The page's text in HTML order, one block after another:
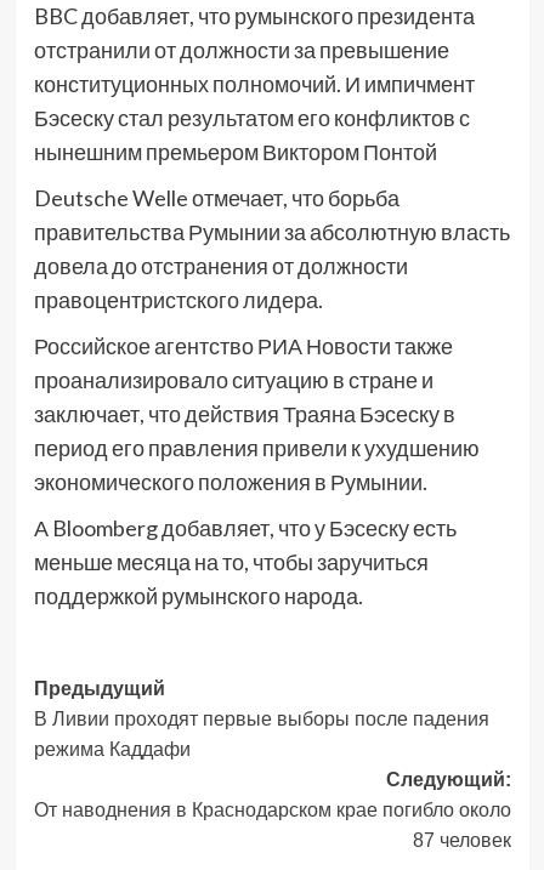
BBC добавляет, что румынского президента
отстранили от должности за превышение
конституционных полномочий. И импичмент
Бэсеску стал результатом его конфликтов с
нынешним премьером Виктором Понтой
Deutsche Welle отмечает, что борьба
правительства Румынии за абсолютную власть
довела до отстранения от должности
правоцентристского лидера.
Российское агентство РИА Новости также
проанализировало ситуацию в стране и
заключает, что действия Траяна Бэсеску в
период его правления привели к ухудшению
экономического положения в Румынии.
А Bloomberg добавляет, что у Бэсеску есть
меньше месяца на то, чтобы заручиться
поддержкой румынского народа.
Навигация
записи
Предыдущий
В Ливии проходят первые выборы после падения
режима Каддафи
Следующий:
От наводнения в Краснодарском крае погибло около
87 человек